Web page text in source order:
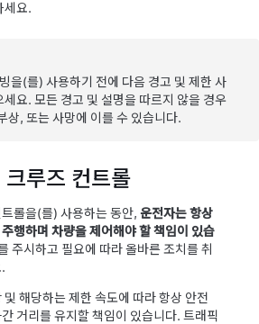
세요.
을(를) 사용하기 전에 다음 경고 및 제한 사
세요. 모든 경고 및 설명을 따르지 않을 경우
상, 또는 사망에 이를 수 있습니다.
루즈 컨트롤
롤을(를) 사용하는 동안, 운전자는 항상
행하며 차량을 제어해야 할 책임이 있습
주시하고 필요에 따라 올바른 조치를 취
해당하는 제한 속도에 따라 항상 안전
거리를 유지할 책임이 있습니다. 트래픽